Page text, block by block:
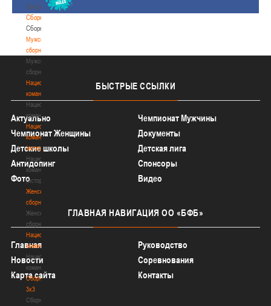
Лого[modid=121]
Сборные
Сборные
Мужские
сборные
Мужские
сборные
Национальная
команда
Национальная
команда
Национальная
команда
(история)
Национальная
команда
(история)
Женские
сборные
Женские
сборные
Национальная
команда
Национальная
команда
Сборные
3х3
Сборные
БЫСТРЫЕ ССЫЛКИ
Актуально
Чемпионат Мужчины
Чемпионат Женщины
Документы
Детские школы
Детская лига
Антидопинг
Спонсоры
Фото
Видео
ГЛАВНАЯ НАВИГАЦИЯ ОО «БФБ»
Главная
Руководство
Новости
Соревнования
Карта сайта
Контакты